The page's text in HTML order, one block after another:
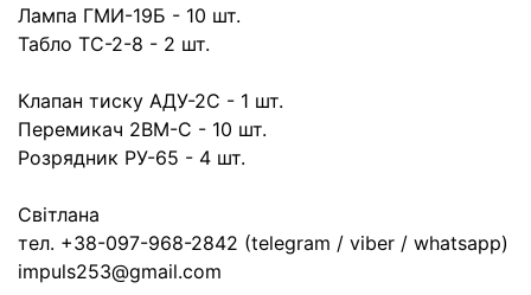
Лампа ГМИ-19Б - 10 шт.
Табло ТС-2-8 - 2 шт.
Клапан тиску АДУ-2С - 1 шт.
Перемикач 2ВМ-С - 10 шт.
Розрядник РУ-65 - 4 шт.
Світлана
тел. +38-097-968-2842 (telegram / viber / whatsapp)
impuls253@gmail.com